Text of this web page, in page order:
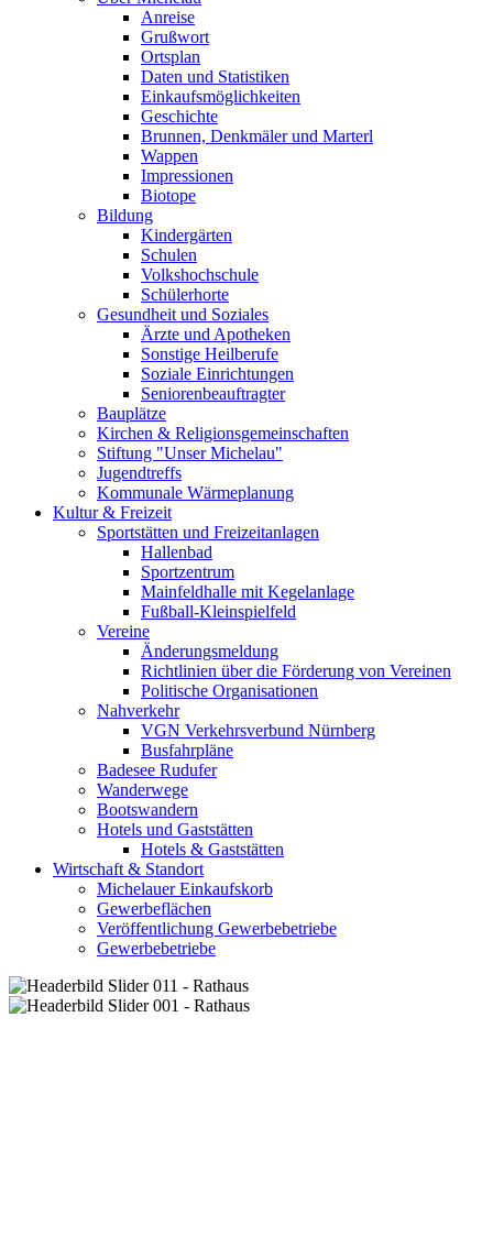
Anreise
Grußwort
Ortsplan
Daten und Statistiken
Einkaufsmöglichkeiten
Geschichte
Brunnen, Denkmäler und Marterl
Wappen
Impressionen
Biotope
Bildung
Kindergärten
Schulen
Volkshochschule
Schülerhorte
Gesundheit und Soziales
Ärzte und Apotheken
Sonstige Heilberufe
Soziale Einrichtungen
Seniorenbeauftragter
Bauplätze
Kirchen & Religionsgemeinschaften
Stiftung "Unser Michelau"
Jugendtreffs
Kommunale Wärmeplanung
Kultur & Freizeit
Sportstätten und Freizeitanlagen
Hallenbad
Sportzentrum
Mainfeldhalle mit Kegelanlage
Fußball-Kleinspielfeld
Vereine
Änderungsmeldung
Richtlinien über die Förderung von Vereinen
Politische Organisationen
Nahverkehr
VGN Verkehrsverbund Nürnberg
Busfahrpläne
Badesee Rudufer
Wanderwege
Bootswandern
Hotels und Gaststätten
Hotels & Gaststätten
Wirtschaft & Standort
Michelauer Einkaufskorb
Gewerbeflächen
Veröffentlichung Gewerbebetriebe
Gewerbebetriebe